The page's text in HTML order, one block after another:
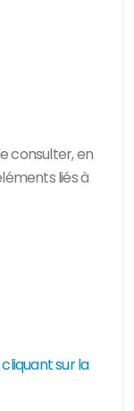
consulter, en
liés à
sur la